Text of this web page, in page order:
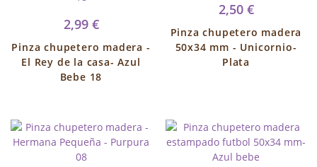
2,99 €
Pinza chupetero madera -
El Rey de la casa- Azul
Bebe 18
2,50 €
Pinza chupetero madera
50x34 mm - Unicornio-
Plata